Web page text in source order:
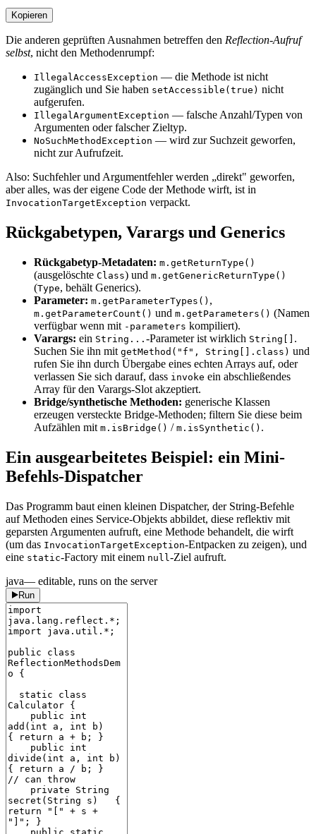
Kopieren
Die anderen geprüften Ausnahmen betreffen den Reflection-Aufruf
selbst, nicht den Methodenrumpf:
IllegalAccessException — die Methode ist nicht
zugänglich und Sie haben setAccessible(true) nicht
aufgerufen.
IllegalArgumentException — falsche Anzahl/Typen von
Argumenten oder falscher Zieltyp.
NoSuchMethodException — wird zur Suchzeit geworfen,
nicht zur Aufrufzeit.
Also: Suchfehler und Argumentfehler werden „direkt" geworfen,
aber alles, was der eigene Code der Methode wirft, ist in
InvocationTargetException verpackt.
Rückgabetypen, Varargs und Generics
Rückgabetyp-Metadaten: m.getReturnType()
(ausgelöschte Class) und m.getGenericReturnType()
(Type, behält Generics).
Parameter: m.getParameterTypes() ,
m.getParameterCount() und m.getParameters() (Namen
verfügbar wenn mit -parameters kompiliert).
Varargs: ein String... -Parameter ist wirklich String[] .
Suchen Sie ihn mit getMethod("f", String[].class) und
rufen Sie ihn durch Übergabe eines echten Arrays auf, oder
verlassen Sie sich darauf, dass invoke ein abschließendes
Array für den Varargs-Slot akzeptiert.
Bridge/synthetische Methoden: generische Klassen
erzeugen versteckte Bridge-Methoden; filtern Sie diese beim
Aufzählen mit m.isBridge() / m.isSynthetic() .
Ein ausgearbeitetes Beispiel: ein Mini-
Befehls-Dispatcher
Das Programm baut einen kleinen Dispatcher, der String-Befehle
auf Methoden eines Service-Objekts abbildet, diese reflektiv mit
geparsten Argumenten aufruft, eine Methode behandelt, die wirft
(um das InvocationTargetException-Entpacken zu zeigen), und
eine static-Factory mit einem null -Ziel aufruft.
java— editable, runs on the server
Run